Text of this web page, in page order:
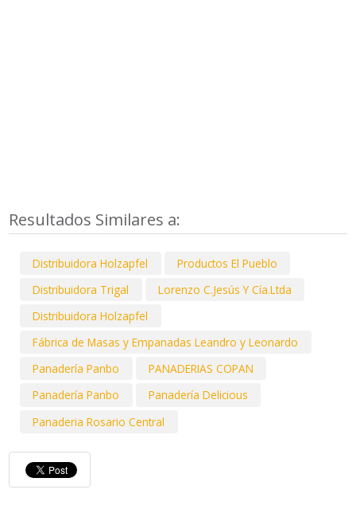
Resultados Similares a:
Distribuidora Holzapfel
Productos El Pueblo
Distribuidora Trigal
Lorenzo C.Jesús Y Cía.Ltda
Distribuidora Holzapfel
Fábrica de Masas y Empanadas Leandro y Leonardo
Panadería Panbo
PANADERIAS COPAN
Panadería Panbo
Panadería Delicious
Panaderia Rosario Central